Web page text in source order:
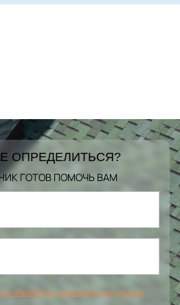
ОПРЕДЕЛИТЬСЯ?
ГОТОВ ПОМОЧЬ ВАМ
обработки персональных данных